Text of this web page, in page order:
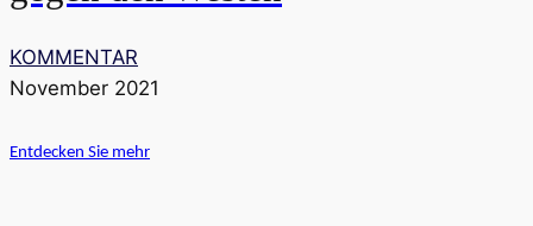
KOMMENTAR
November 2021
Entdecken Sie mehr